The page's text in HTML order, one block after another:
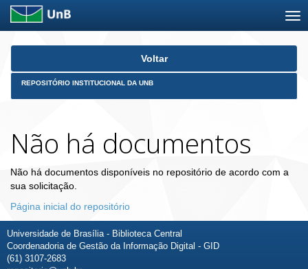
Skip
Voltar
REPOSITÓRIO INSTITUCIONAL DA UNB
Não há documentos
Não há documentos disponíveis no repositório de acordo com a
sua solicitação.
Página inicial do repositório
Universidade de Brasília - Biblioteca Central
Coordenadoria de Gestão da Informação Digital - GID
(61) 3107-2683